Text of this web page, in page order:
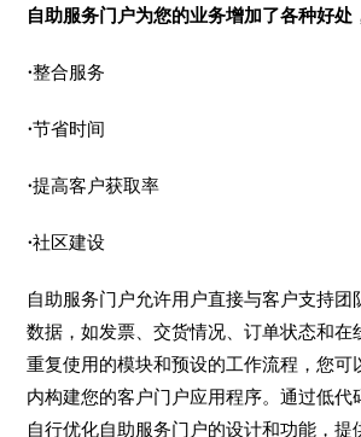
自助服务门户为您的业务增加了各种好处
·整合服务
·节省时间
·提高客户获取率
·社区建设
自助服务门户允许用户直接与客户支持团
数据，如发票、交货情况、订单状态和在
重复使用的模块和预设的工作流程，您可
内构建您的客户门户应用程序。通过低代
自行优化自助服务门户的设计和功能，提